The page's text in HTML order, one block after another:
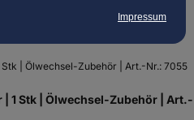
Impressum
| 1 Stk | Ölwechsel-Zubehör | Art.-